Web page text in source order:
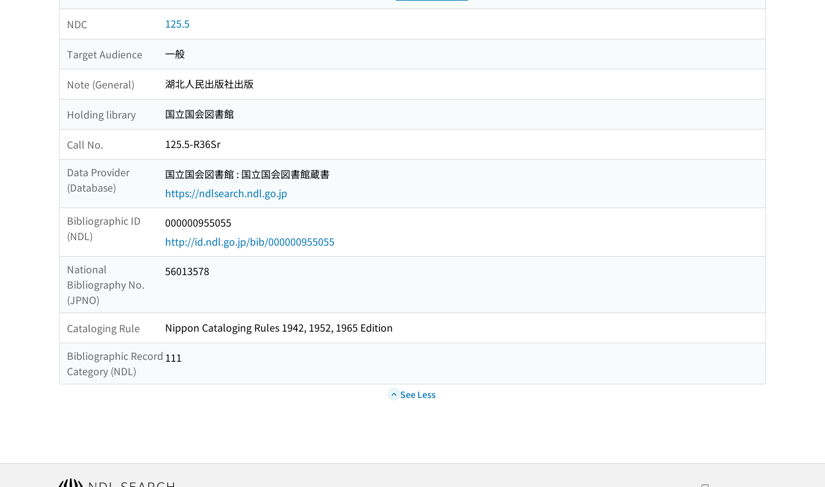
NDC 125.5
Target Audience 一般
Note (General) 湖北人民出版社出版
Holding library 国立国会図書館
Call No.
125.5-R36Sr
Data Provider
(Database)
国立国会図書館 : 国立国会図書館蔵書
https://ndlsearch.ndl.go.jp
Bibliographic ID
(NDL)
000000955055
http://id.ndl.go.jp/bib/000000955055
National
Bibliography No.
(JPNO)
56013578
Cataloging Rule
Nippon Cataloging Rules 1942, 1952, 1965 Edition
Bibliographic Record
Category (NDL)
111
See Less